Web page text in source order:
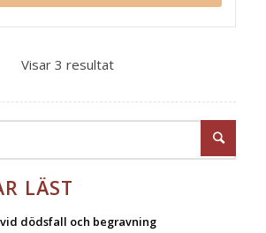
Visar 3 resultat
LÄST
dödsfall och begravning